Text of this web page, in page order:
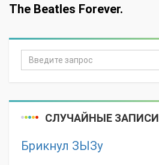
The Beatles Forever.
СЛУЧАЙНЫЕ ЗАПИСИ
Брикнул ЗЫЗу